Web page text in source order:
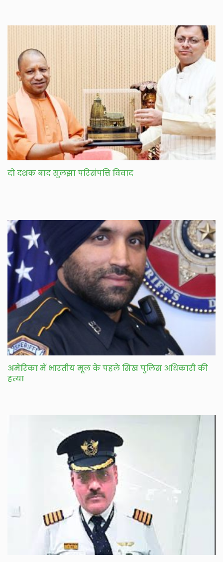
दो दशक बाद सुलझा परिसंपत्ति विवाद
अमेरिका में भारतीय मूल के पहले सिख पुलिस अधिकारी की
हत्या